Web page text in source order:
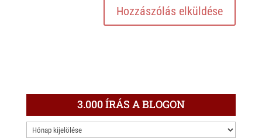
3.000 ÍRÁS A BLOGON
3.000